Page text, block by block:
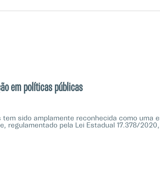
em políticas públicas
sido amplamente reconhecida como
regulamentado pela Lei Estadual 17.378/